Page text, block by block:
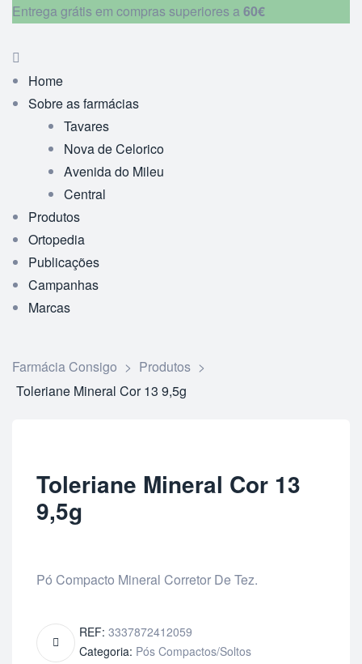
Entrega grátis em compras superiores a60€
Home
Sobre as farmácias
Tavares
Nova de Celorico
Avenida do Mileu
Central
Produtos
Ortopedia
Publicações
Campanhas
Marcas
Farmácia Consigo > Produtos >
Toleriane Mineral Cor 13 9,5g
Toleriane Mineral Cor 13
9,5g
Pó Compacto Mineral Corretor De Tez.
REF: 3337872412059
Categoria: Pós Compactos/Soltos